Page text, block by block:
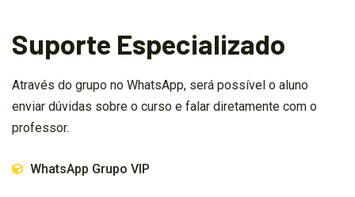
Suporte Especializado
Através do grupo no WhatsApp, será possível o aluno
enviar dúvidas sobre o curso e falar diretamente com o
professor.
WhatsApp Grupo VIP